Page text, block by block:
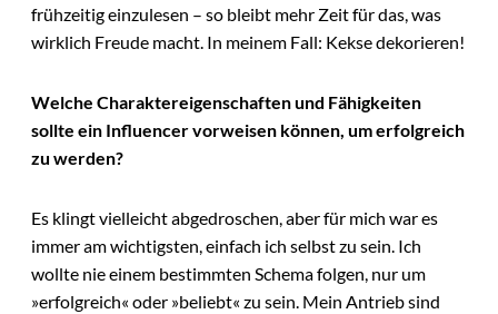
frühzeitig einzulesen – so bleibt mehr Zeit für das, was
wirklich Freude macht. In meinem Fall: Kekse dekorieren!
Welche Charaktereigenschaften und Fähigkeiten
sollte ein Influencer vorweisen können, um erfolgreich
zu werden?
Es klingt vielleicht abgedroschen, aber für mich war es
immer am wichtigsten, einfach ich selbst zu sein. Ich
wollte nie einem bestimmten Schema folgen, nur um
»erfolgreich« oder »beliebt« zu sein. Mein Antrieb sind